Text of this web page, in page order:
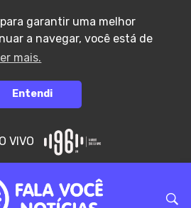
garantir uma melhor
a navegar, você está de
mais.
Entendi
VIVO